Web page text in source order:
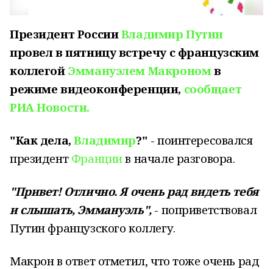
Президент РоссииВладимир Путин
провел в пятницу встречу с французским
коллегой Эммануэлем Макрономв
режиме видеоконференции, сообщает
РИА Новости.
"Как дела,Владимир?" - поинтересовался
президент Франциив начале разговора.
"Привет! Отлично. Я очень рад видеть тебя
и слышать, Эммануэль",- поприветствовал
Путин французского коллегу.
Макрон в ответ отметил, что тоже очень рад